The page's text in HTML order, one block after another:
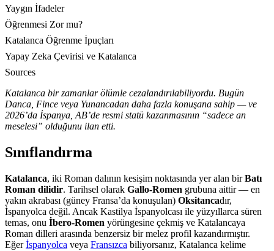
Yaygın İfadeler
Öğrenmesi Zor mu?
Katalanca Öğrenme İpuçları
Yapay Zeka Çevirisi ve Katalanca
Sources
Katalanca bir zamanlar ölümle cezalandırılabiliyordu. Bugün
Danca, Fince veya Yunancadan daha fazla konuşana sahip — ve
2026’da İspanya, AB’de resmi statü kazanmasının “sadece an
meselesi” olduğunu ilan etti.
Sınıflandırma
Katalanca, iki Roman dalının kesişim noktasında yer alan birBatı
Roman dilidir. Tarihsel olarak Gallo-Romen grubuna aittir — en
yakın akrabası (güney Fransa’da konuşulan) Oksitancadır,
İspanyolca değil. Ancak Kastilya İspanyolcası ile yüzyıllarca süren
temas, onu İbero-Romen yörüngesine çekmiş ve Katalancaya
Roman dilleri arasında benzersiz bir melez profil kazandırmıştır.
Eğerİspanyolca veya Fransızca biliyorsanız, Katalanca kelime